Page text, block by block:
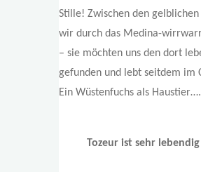
Stille! Zwischen den
wir durch das Medina-
– sie möchten uns den dort
gefunden und lebt seitdem im
Ein Wüstenfuchs als
Tozeur ist sehr lebendig